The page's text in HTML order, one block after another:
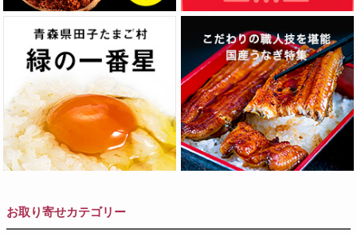
お取り寄せカテゴリー